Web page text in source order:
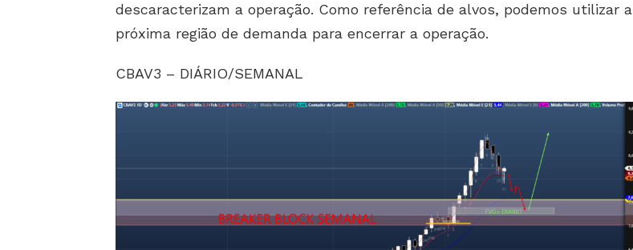
descaracterizam a operação. Como referência de alvos, podemos utilizar a
próxima região de demanda para encerrar a operação.
CBAV3 – DIÁRIO/SEMANAL